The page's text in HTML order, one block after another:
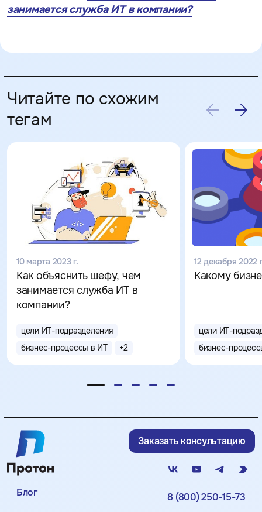
занимается служба ИТ в компании?
Читайте по схожим
тегам
10 марта 2023 г.
Как объяснить шефу, чем
занимается служба ИТ в
компании?
цели ИТ-подразделения
бизнес-процессы в ИТ
+2
12 декабря 2022
Какому
цели ИТ-
бизнес-
Блог
8 (800) 250-15-73
Заказать консультацию